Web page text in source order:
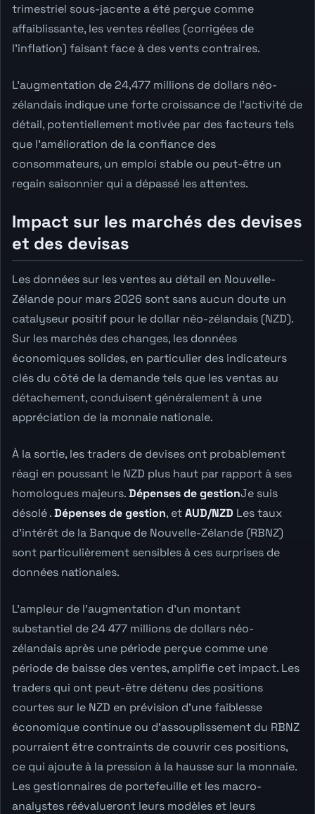
trimestriel sous-jacente a été perçue comme
affaiblissante, les ventes réelles (corrigées de
l'inflation) faisant face à des vents contraires.
L'augmentation de 24,477 millions de dollars néo-
zélandais indique une forte croissance de l'activité de
détail, potentiellement motivée par des facteurs tels
que l'amélioration de la confiance des
consommateurs, un emploi stable ou peut-être un
regain saisonnier qui a dépassé les attentes.
Impact sur les marchés des devises
et des devisas
Les données sur les ventes au détail en Nouvelle-
Zélande pour mars 2026 sont sans aucun doute un
catalyseur positif pour le dollar néo-zélandais (NZD).
Sur les marchés des changes, les données
économiques solides, en particulier des indicateurs
clés du côté de la demande tels que les ventas au
détachement, conduisent généralement à une
appréciation de la monnaie nationale.
À la sortie, les traders de devises ont probablement
réagi en poussant le NZD plus haut par rapport à ses
homologues majeurs.Dépenses de gestionJe suis
désolé .Dépenses de gestion, etAUD/NZD Les taux
d'intérêt de la Banque de Nouvelle-Zélande (RBNZ)
sont particulièrement sensibles à ces surprises de
données nationales.
L'ampleur de l'augmentation d'un montant
substantiel de 24 477 millions de dollars néo-
zélandais après une période perçue comme une
période de baisse des ventes, amplifie cet impact. Les
traders qui ont peut-être détenu des positions
courtes sur le NZD en prévision d'une faiblesse
économique continue ou d'assouplissement du RBNZ
pourraient être contraints de couvrir ces positions,
ce qui ajoute à la pression à la hausse sur la monnaie.
Les gestionnaires de portefeuille et les macro-
analystes réévalueront leurs modèles et leurs